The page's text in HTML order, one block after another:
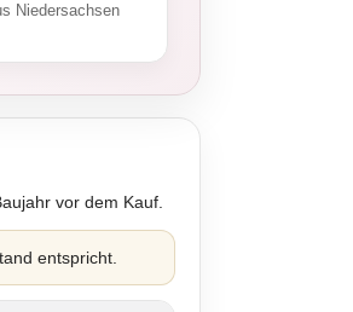
Niedersachsen
vor dem Kauf.
entspricht.